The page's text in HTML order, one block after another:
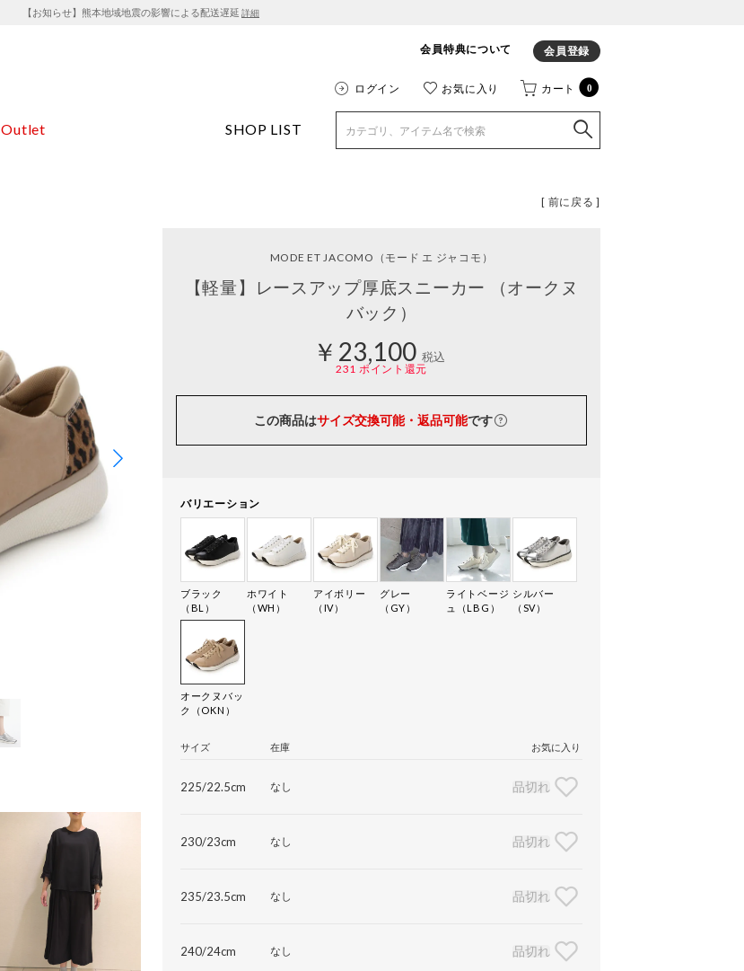
【お知らせ】熊本地域地震の影響による配送遅延 詳細
会員特典について 会員登録
ログイン お気に入り カート 0
Outlet SHOP LIST
[ 前に戻る ]
MODE ET JACOMO （モード エ ジャコモ）
【軽量】レースアップ厚底スニーカー （オークヌ
バック）
￥23,100 税込
231 ポイント還元
この商品はサイズ交換可能・返品可能です
バリエーション
ブラック
（BL）
ホワイト
（WH）
アイボリー
（IV）
グレー
（GY）
ライトベージ
ュ（LBG）
シルバー
（SV）
オークヌバッ
ク（OKN）
サイズ 在庫 お気に入り
225/22.5cm なし 品切れ
230/23cm なし 品切れ
235/23.5cm なし 品切れ
240/24cm なし 品切れ